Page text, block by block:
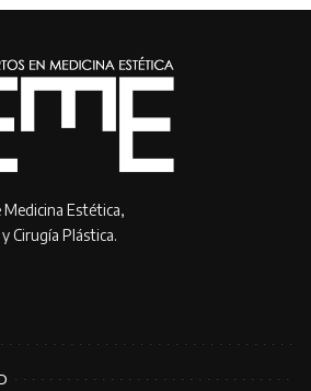
Estética,
Cirugía Plástica.